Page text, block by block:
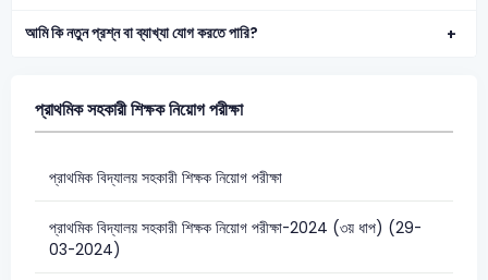
আমি কি নতুন প্রশ্ন বা ব্যাখ্যা যোগ করতে পারি?
প্রাথমিক সহকারী শিক্ষক নিয়োগ পরীক্ষা
প্রাথমিক বিদ্যালয় সহকারী শিক্ষক নিয়োগ পরীক্ষা
প্রাথমিক বিদ্যালয় সহকারী শিক্ষক নিয়োগ পরীক্ষা-2024 (৩য় ধাপ) (29-
03-2024)